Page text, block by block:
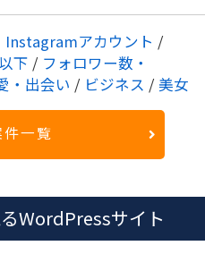
Instagramアカウント /
下 / フォロワー数・
・出会い / ビジネス / 美女
件一覧
WordPressサイト